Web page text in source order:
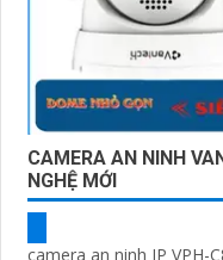
CAMERA AN NINH
NGHỆ MỚI
camera an ninh IP VPH-